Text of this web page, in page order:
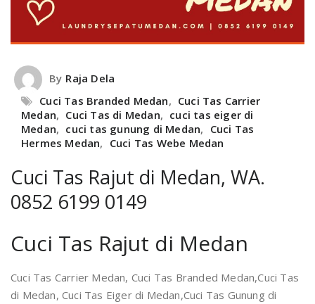
By Raja Dela
Cuci Tas Branded Medan, Cuci Tas Carrier
Medan, Cuci Tas di Medan, cuci tas eiger di
Medan, cuci tas gunung di Medan, Cuci Tas
Hermes Medan, Cuci Tas Webe Medan
Cuci Tas Rajut di Medan, WA.
0852 6199 0149
Cuci Tas Rajut di Medan
Cuci Tas Carrier Medan, Cuci Tas Branded Medan,Cuci Tas
di Medan, Cuci Tas Eiger di Medan,Cuci Tas Gunung di